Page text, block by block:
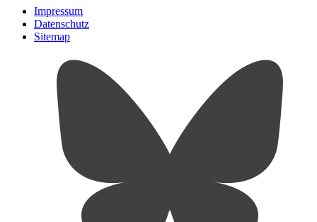
Impressum
Datenschutz
Sitemap